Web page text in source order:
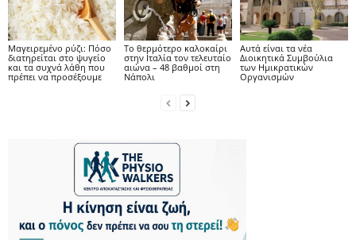
Μαγειρεμένο ρύζι: Πόσο
διατηρείται στο ψυγείο
και τα συχνά λάθη που
πρέπει να προσέξουμε
Το θερμότερο καλοκαίρι
στην Ιταλία τον τελευταίο
αιώνα – 48 βαθμοί στη
Νάπολι
Αυτά είναι τα νέα
Διοικητικά Συμβούλια
των Ημικρατικών
Οργανισμών